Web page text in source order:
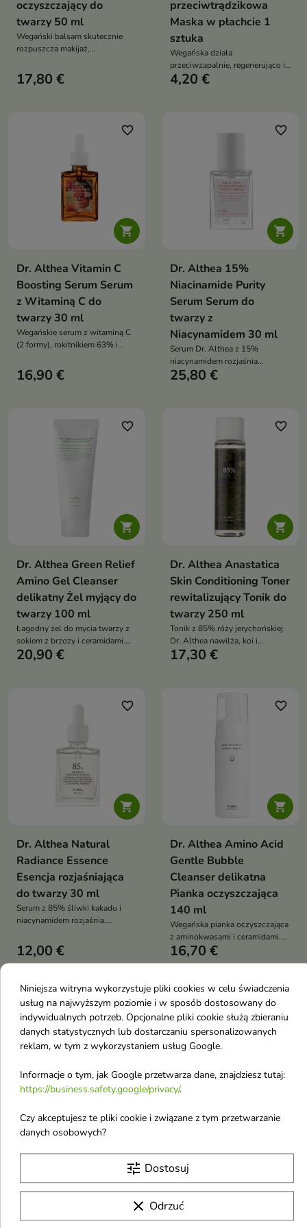
oczyszczający do
twarzy 50 ml
Wegański balsam skutecznie
rozpuszcza makijaż,
naruszając bariery skóry.
Regeneruje, łagodzi i odżywia
17,80 €
przeciwtrądzikowa
Maska w płachcie 1
sztuka
Wegańska działa
przeciwzapalnie, regenerująco i
łagodząco. Nawilża, redukuje
4,20 €

favorite_border
Dr. Althea Vitamin C
Boosting Serum Serum
z Witaminą C do
twarzy 30 ml
Wegańskie serum z witaminą C
(2 formy), rokitnikiem 63% i
rozświetla, wyrównuje koloryt i
działa silnie antyoksydacyjnie
16,90 €

favorite_border
Dr. Althea 15%
Niacinamide Purity
Serum Serum do
twarzy z
Niacynamidem 30 ml
Serum Dr. Althea z 15%
niacynamidem rozjaśnia
przebarwienia, reguluje sebum,
25,80 €

favorite_border
Dr. Althea Green Relief
Amino Gel Cleanser
delikatny Żel myjący do
twarzy 100 ml
Łagodny żel do mycia twarzy z
sokiem z brzozy i ceramidami.
Oczyszcza, nawilża i koi skórę,
20,90 €

favorite_border
Dr. Althea Anastatica
Skin Conditioning Toner
rewitalizujący Tonik do
twarzy 250 ml
Tonik z 85% róży jerychońskiej
Dr. Althea nawilża, koi i
rozjaśnia skórę. Idealny dla cery
17,30 €

favorite_border
Dr. Althea Natural
Radiance Essence
Esencja rozjaśniająca
do twarzy 30 ml
Serum z 85% śliwki kakadu i
niacynamidem rozjaśnia,
przebarwieniami. Dla cery
matowej, wrażliwej i z
12,00 €

favorite_border
Dr. Althea Amino Acid
Gentle Bubble
Cleanser delikatna
Pianka oczyszczająca
140 ml
Wegańska pianka oczyszczająca
z aminokwasami i ceramidami.
Oczyszcza, nawilża i chroni
barierę skóry. Idealna dla cery
16,70 €
Obecnie brak na stanie favorite_border
Dr. Althea 345 Relief
Cream Mist kojąca
twarzy 100 ml
Dr. Althea 345 Relief Cream Mist
Obecnie brak na stanie favorite_border
Jelly Mist nawilżająca
galaretowa Mgiełka do
twarzy 100 ml
Nawilżająca mgiełka do twarzy o
Niniejsza witryna wykorzystuje pliki cookies w celu świadczenia
usług na najwyższym poziomie i w sposób dostosowany do
indywidualnych potrzeb. Opcjonalne pliki cookie służą zbieraniu
danych statystycznych lub dostarczaniu spersonalizowanych
reklam, w tym z wykorzystaniem usług Google.
Informacje o tym, jak Google przetwarza dane, znajdziesz tutaj:
https://business.safety.google/privacy/.
Czy akceptujesz te pliki cookie i związane z tym przetwarzanie
danych osobowych?
tune Dostosuj
clear Odrzuć